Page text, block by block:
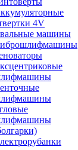
4V
машины